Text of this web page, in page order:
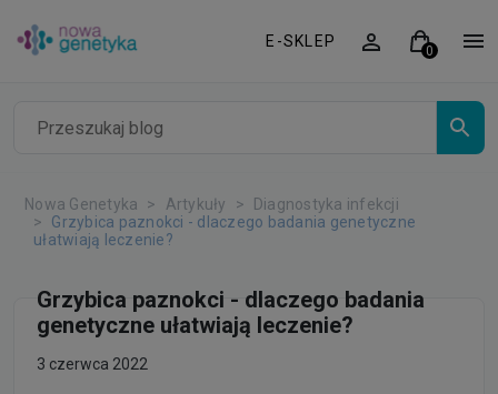
E-SKLEP
Nowa Genetyka Artykuły
Diagnostyka infekcji
Grzybica paznokci - dlaczego badania genetyczne
ułatwiają leczenie?
Grzybica paznokci - dlaczego badania
genetyczne ułatwiają leczenie?
3 czerwca 2022